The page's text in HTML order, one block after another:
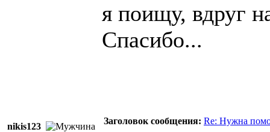
я поищу, вдруг
Спасибо...
nikis123
Заголовок сообщения: Re: Нужна